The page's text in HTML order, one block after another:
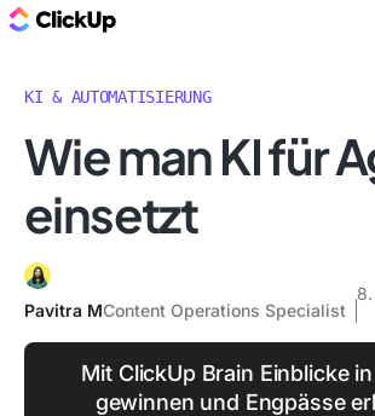
KI & AUTOMATISIERUNG
Wie man KI für
einsetzt
Pavitra MContent Operations Specialist
Mit ClickUp Brain Einblicke
gewinnen und Engpässe